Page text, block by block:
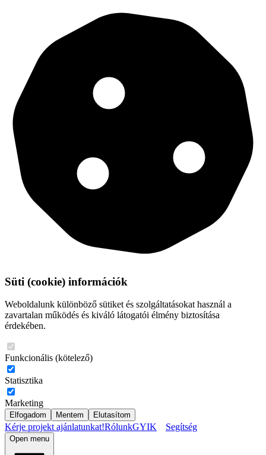
Süti (cookie) információk
Weboldalunk különböző sütiket és szolgáltatásokat használ a
zavartalan működés és kiváló látogatói élmény biztosítása
érdekében.
Funkcionális (kötelező)
Statisztika
Marketing
Elfogadom Mentem Elutasítom
Kérje projekt ajánlatunkat!RólunkGYIK Segítség
Open menu